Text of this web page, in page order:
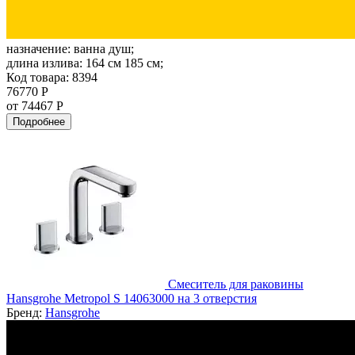
назначение: ванна душ;
длина излива: 164 см 185 см;
Код товара: 8394
76770 Р
от 74467 Р
Подробнее
Смеситель для раковины
Hansgrohe Metropol S 14063000 на 3 отверстия
Бренд: Hansgrohe